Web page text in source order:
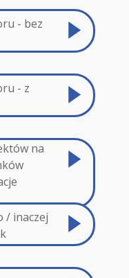
- bez
- z
na
/ inaczej